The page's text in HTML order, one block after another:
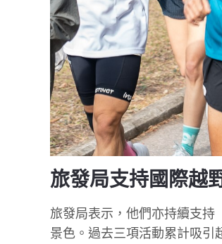
旅發局支持國際越
旅發局表示，他們亦持續支持
景色。過去三項活動累計吸引